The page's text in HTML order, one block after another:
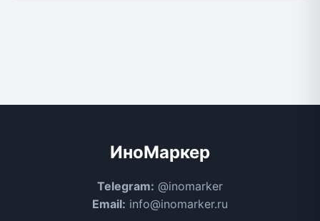
ИноМаркер
Telegram: @inomarker
Email: info@inomarker.ru